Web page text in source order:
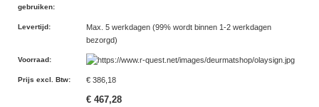
gebruiken:
Levertijd :
Max. 5 werkdagen (99% wordt binnen 1-2 werkdagen
bezorgd)
Voorraad :
Prijs excl. Btw: € 386,18
€ 467,28